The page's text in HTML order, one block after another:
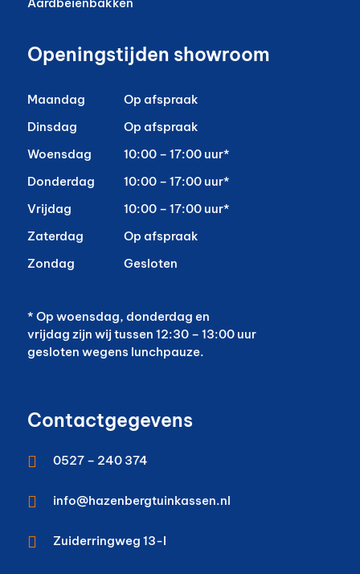
Openingstijden showroom
Maandag
Op afspraak
Dinsdag
Op afspraak
Woensdag
10:00 – 17:00 uur*
Donderdag
10:00 – 17:00 uur*
Vrijdag
10:00 – 17:00 uur*
Zaterdag
Op afspraak
Zondag
Gesloten
* Op woensdag, donderdag en
vrijdag zijn wij tussen 12:30 – 13:00 uur
gesloten wegens lunchpauze.
Contactgegevens
 0527 – 240 374
 info@hazenbergtuinkassen.nl
 Zuiderringweg 13-I